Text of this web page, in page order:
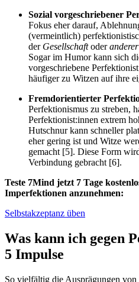
Sozial vorgeschriebener
Fokus eher darauf,
(vermeintlich)
der Gesellschaftoder
Sogar im Humor kann sich
vorgeschriebene
häufiger zu Witzen auf ihre
Fremdorientierter
Perfektionismus zu streben,
Perfektionist:innen extrem
Hutschnur kann schneller
eher gering ist und Witze
gemacht [5]. Diese Form
Verbindung gebracht [6].
Teste 7Mind jetzt 7 Tage
Imperfektionen anzunehmen:
Selbstakzeptanz üben
Was kann ich gegen
5 Impulse
So vielfältig die Ausprägungen